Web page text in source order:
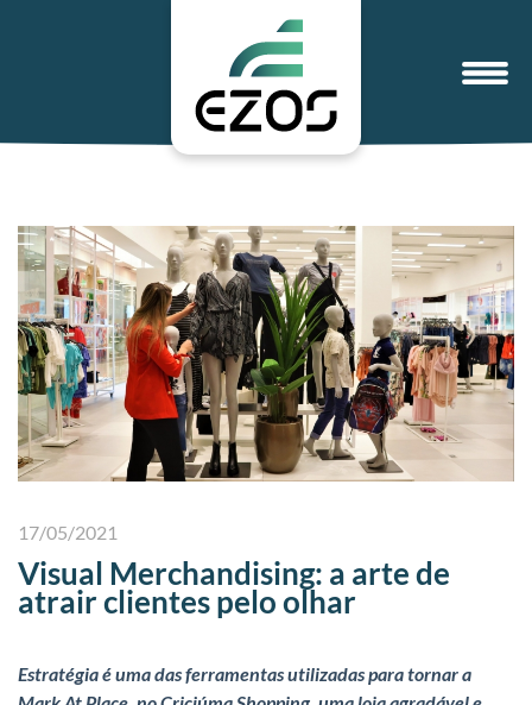
17/05/2021
Visual Merchandising: a arte de
atrair clientes pelo olhar
Estratégia é uma das ferramentas utilizadas para tornar a